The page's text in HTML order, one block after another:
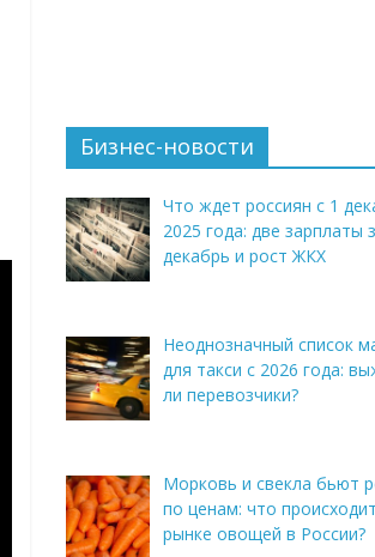
Бизнес-новости
Что ждет россиян с 1
2025 года: две зарплаты
декабрь и рост ЖКХ
Неоднозначный список
для такси с 2026 года:
ли перевозчики?
Морковь и свекла бьют
по ценам: что
рынке овощей в России?